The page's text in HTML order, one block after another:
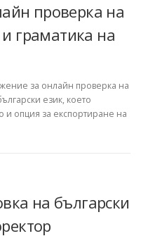
проверка на
граматика на
за онлайн проверка на
език, което
и опция за експортиране на
на български